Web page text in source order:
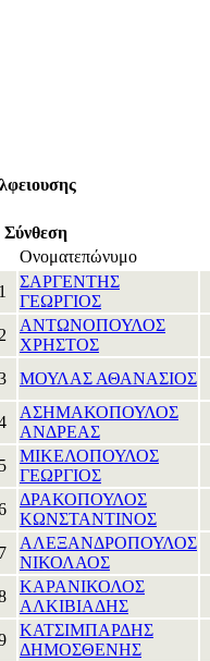
Ονοματεπώνυμο
1
ΣΑΡΓΕΝΤΗΣ
ΓΕΩΡΓΙΟΣ
2
ΑΝΤΩΝΟΠΟΥΛΟΣ
ΧΡΗΣΤΟΣ
ΜΟΥΛΑΣ ΑΘΑΝΑΣΙΟΣ
ΑΣΗΜΑΚΟΠΟΥΛΟΣ
ΑΝΔΡΕΑΣ
5
ΜΙΚΕΛΟΠΟΥΛΟΣ
ΓΕΩΡΓΙΟΣ
ΔΡΑΚΟΠΟΥΛΟΣ
ΚΩΝΣΤΑΝΤΙΝΟΣ
7
ΑΛΕΞΑΝΔΡΟΠΟΥΛΟΣ
ΝΙΚΟΛΑΟΣ
ΚΑΡΑΝΙΚΟΛΟΣ
ΑΛΚΙΒΙΑΔΗΣ
ΚΑΤΣΙΜΠΑΡΔΗΣ
ΔΗΜΟΣΘΕΝΗΣ